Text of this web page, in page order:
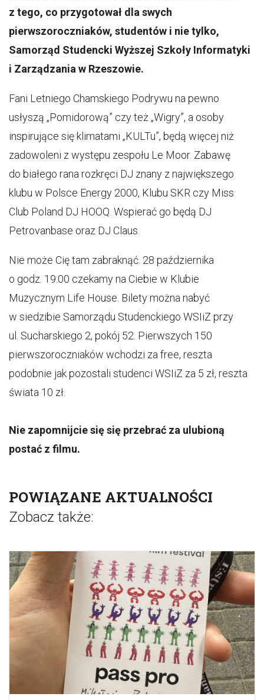
z tego, co przygotował dla swych
pierwszoroczniaków, studentów i nie tylko,
Samorząd Studencki Wyższej Szkoły Informatyki
i Zarządzania w Rzeszowie.
Fani Letniego Chamskiego Podrywu na pewno
usłyszą „Pomidorową” czy też „Wigry”, a osoby
inspirujące się klimatami „KULTu”, będą więcej niż
zadowoleni z występu zespołu Le Moor. Zabawę
do białego rana rozkręci DJ znany z największego
klubu w Polsce Energy 2000, Klubu SKR czy Miss
Club Poland DJ HOOQ. Wspierać go będą DJ
Petrovanbase oraz DJ Claus.
Nie może Cię tam zabraknąć. 28 października
o godz. 19:00 czekamy na Ciebie w Klubie
Muzycznym Life House. Bilety można nabyć
w siedzibie Samorządu Studenckiego WSIiZ przy
ul. Sucharskiego 2, pokój 52. Pierwszych 150
pierwszoroczniaków wchodzi za free, reszta
podobnie jak pozostali studenci WSIiZ za 5 zł, reszta
świata 10 zł.
Nie zapomnijcie się się przebrać za ulubioną
postać z filmu.
POWIĄZANE AKTUALNOŚCI
Zobacz także: